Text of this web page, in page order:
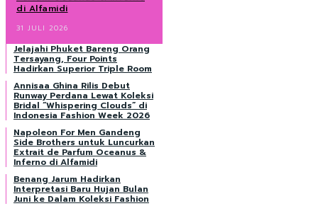
di Alfamidi
31 JULI 2026
Jelajahi Phuket Bareng Orang
Tersayang, Four Points
Hadirkan Superior Triple Room
Annisaa Ghina Rilis Debut
Runway Perdana Lewat Koleksi
Bridal “Whispering Clouds” di
Indonesia Fashion Week 2026
Napoleon For Men Gandeng
Side Brothers untuk Luncurkan
Extrait de Parfum Oceanus &
Inferno di Alfamidi
Benang Jarum Hadirkan
Interpretasi Baru Hujan Bulan
Juni ke Dalam Koleksi Fashion